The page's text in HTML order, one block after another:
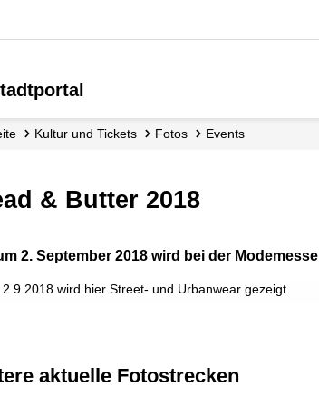
Kultur und Tickets Fotos Events
& Butter 2018
2. September 2018 wird bei der Modemesse
wird hier Street- und Urbanwear gezeigt.
aktuelle Fotostrecken